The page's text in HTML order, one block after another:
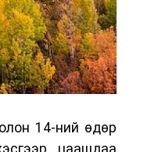
14-ний өдөр